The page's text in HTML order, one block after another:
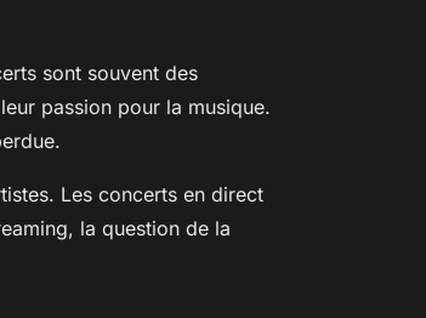
sont souvent des
passion pour la musique.
Les concerts en direct
la question de la